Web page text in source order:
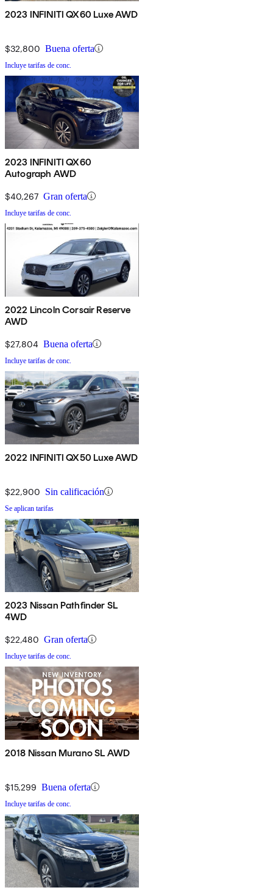
2023 INFINITI QX60 Luxe AWD
$32,800 Buena oferta
Incluye tarifas de conc.
2023 INFINITI QX60
Autograph AWD
$40,267 Gran oferta
Incluye tarifas de conc.
2022 Lincoln Corsair Reserve
AWD
$27,804 Buena oferta
Incluye tarifas de conc.
2022 INFINITI QX50 Luxe AWD
$22,900 Sin calificación
Se aplican tarifas
2023 Nissan Pathfinder SL
4WD
$22,480 Gran oferta
Incluye tarifas de conc.
2018 Nissan Murano SL AWD
$15,299 Buena oferta
Incluye tarifas de conc.